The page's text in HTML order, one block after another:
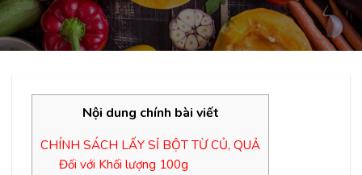
Nội dung chính bài viết
CHÍNH SÁCH LẤY SỈ BỘT TỪ CỦ, QUẢ
Đối với Khối lượng 100g